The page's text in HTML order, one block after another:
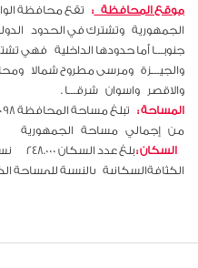
موقع المحافظة :
تقع محافظة
الجمهورية وتشترك في الحدود
جنوبـــا أما حدودها الداخلية فهي
والجيـــزة ومرسى مطروح شمالا
والاقصر واسوان شرقـــا .
المساحة :
من إجمالي مساحة الجمهورية
السكان :بلغ عدد السكان 248.000